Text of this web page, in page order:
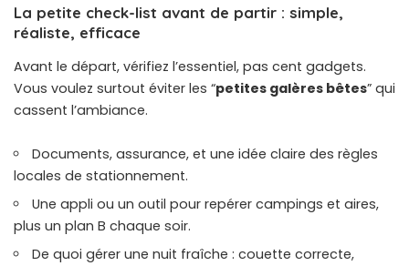
La petite check-list avant de partir : simple,
réaliste, efficace
Avant le départ, vérifiez l’essentiel, pas cent gadgets.
Vous voulez surtout éviter les “petites galères bêtes” qui
cassent l’ambiance.
Documents, assurance, et une idée claire des règles
locales de stationnement.
Une appli ou un outil pour repérer campings et aires,
plus un plan B chaque soir.
De quoi gérer une nuit fraîche : couette correcte,